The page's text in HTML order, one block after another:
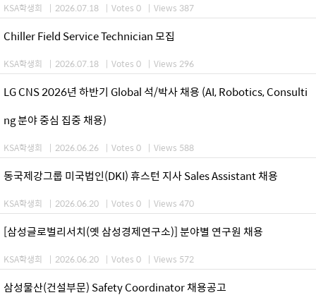
KSA학생회 | 2026.07.18 | Votes 0 | Views 387
Chiller Field Service Technician 모집
KSA학생회 | 2026.07.18 | Votes 0 | Views 296
LG CNS 2026년 하반기 Global 석/박사 채용 (AI, Robotics, Consulti
ng 분야 중심 집중 채용)
KSA학생회 | 2026.06.26 | Votes 0 | Views 588
동국제강그룹 미국법인(DKI) 휴스턴 지사 Sales Assistant 채용
KSA학생회 | 2026.06.20 | Votes 0 | Views 470
[삼성글로벌리서치(옛 삼성경제연구소)] 분야별 연구원 채용
KSA학생회 | 2026.06.20 | Votes 0 | Views 572
삼성물산(건설부문) Safety Coordinator 채용공고